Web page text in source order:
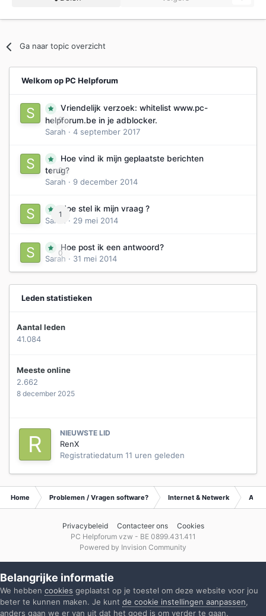
Ga naar topic overzicht
Welkom op PC Helpforum
0
Vriendelijk verzoek: whitelist www.pc-
helpforum.be in je adblocker.
Sarah · 4 september 2017
0
Hoe vind ik mijn geplaatste berichten
terug?
Sarah · 9 december 2014
1
Hoe stel ik mijn vraag ?
Sarah
· 29 mei 2014
0
Hoe post ik een antwoord?
Sarah · 31 mei 2014
Leden statistieken
Aantal leden
41.084
Meeste online
2.662
8 december 2025
NIEUWSTE LID
RenX
Registratiedatum 11 uren geleden
Home Problemen / Vragen software? Internet & Netwerk
Privacybeleid Contacteer ons
Cookies
PC Helpforum vzw - BE 0899.431.411
Powered by Invision Community
Belangrijke informatie
We hebben cookies geplaatst op je toestel om deze website voor jou
beter te kunnen maken. Je kunt de cookie instellingen aanpassen,
anders gaan we er van uit dat het goed is om verder te gaan.